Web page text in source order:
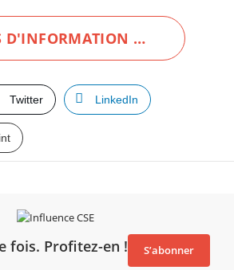
D'INFORMATION …
Twitter LinkedIn
fois. Profitez-en ! S’abonner